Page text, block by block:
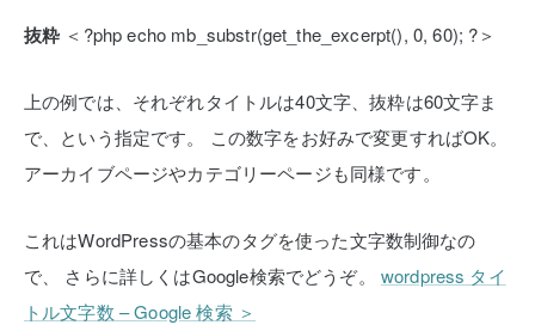
抜粋 ＜?php echo mb_substr(get_the_excerpt(), 0, 60); ?＞
上の例では、それぞれタイトルは40文字、抜粋は60文字ま
で、という指定です。
この数字をお好みで変更すればOK。
アーカイブページやカテゴリーページも同様です。
これはWordPressの基本のタグを使った文字数制御なの
で、
さらに詳しくはGoogle検索でどうぞ。
wordpress タイ
トル文字数 – Google 検索 ＞